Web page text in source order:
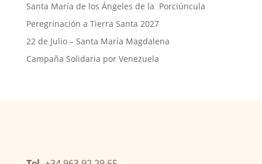
Santa María de los Ángeles de la Porciúncula
Peregrinación a Tierra Santa 2027
22 de Julio – Santa María Magdalena
Campaña Solidaria por Venezuela